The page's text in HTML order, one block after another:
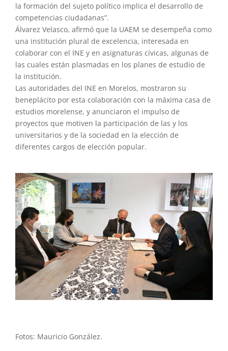
la formación del sujeto político implica el desarrollo de
competencias ciudadanas”.
Álvarez Velasco, afirmó que la UAEM se desempeña como
una institución plural de excelencia, interesada en
colaborar con el INE y en asignaturas cívicas, algunas de
las cuales están plasmadas en los planes de estudio de
la institución.
Las autoridades del INE en Morelos, mostraron su
beneplácito por esta colaboración con la máxima casa de
estudios morelense, y anunciaron el impulso de
proyectos que motiven la participación de las y los
universitarios y de la sociedad en la elección de
diferentes cargos de elección popular.
Fotos: Mauricio González.